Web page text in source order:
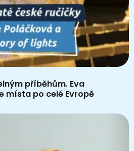
příběhům. Eva
místa po celé Evropě